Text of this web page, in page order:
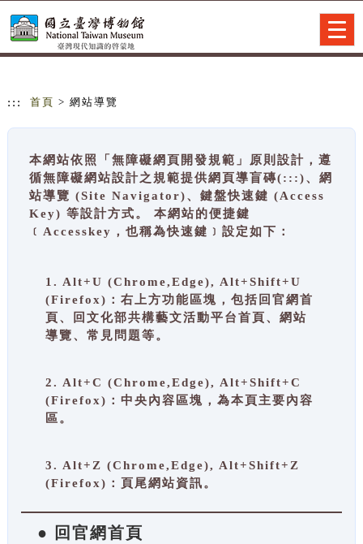
::: 首頁 > 網站導覽
本網站依照「無障礙網頁開發規範」原則設計，遵
循無障礙網站設計之規範提供網頁導盲磚(:::)、網
站導覽 (Site Navigator)、鍵盤快速鍵 (Access
Key) 等設計方式。 本網站的便捷鍵
﹝Accesskey，也稱為快速鍵﹞設定如下：
1. Alt+U (Chrome,Edge), Alt+Shift+U
(Firefox)：右上方功能區塊，包括回官網首
頁、回文化部共構藝文活動平台首頁、網站
導覽、常見問題等。
2. Alt+C (Chrome,Edge), Alt+Shift+C
(Firefox)：中央內容區塊，為本頁主要內容
區。
3. Alt+Z (Chrome,Edge), Alt+Shift+Z
(Firefox)：頁尾網站資訊。
● 回官網首頁